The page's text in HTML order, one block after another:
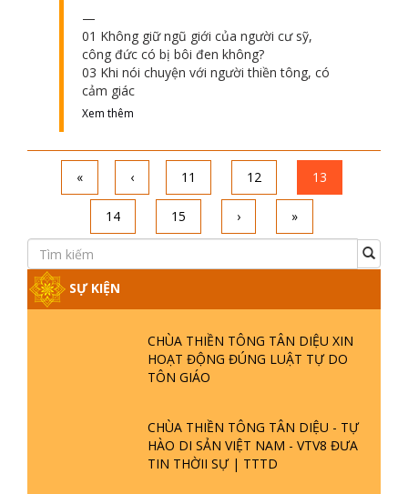
01 Không giữ ngũ giới của người cư sỹ,
công đức có bị bôi đen không?
03 Khi nói chuyện với người thiền tông, có
cảm giác
Xem thêm
« ‹ 11 12 13
14 15 › »
SỰ KIỆN
CHÙA THIỀN TÔNG TÂN DIỆU XIN
HOẠT ĐỘNG ĐÚNG LUẬT TỰ DO
TÔN GIÁO
CHÙA THIỀN TÔNG TÂN DIỆU - TỰ
HÀO DI SẢN VIỆT NAM - VTV8 ĐƯA
TIN THỜII SỰ | TTTD